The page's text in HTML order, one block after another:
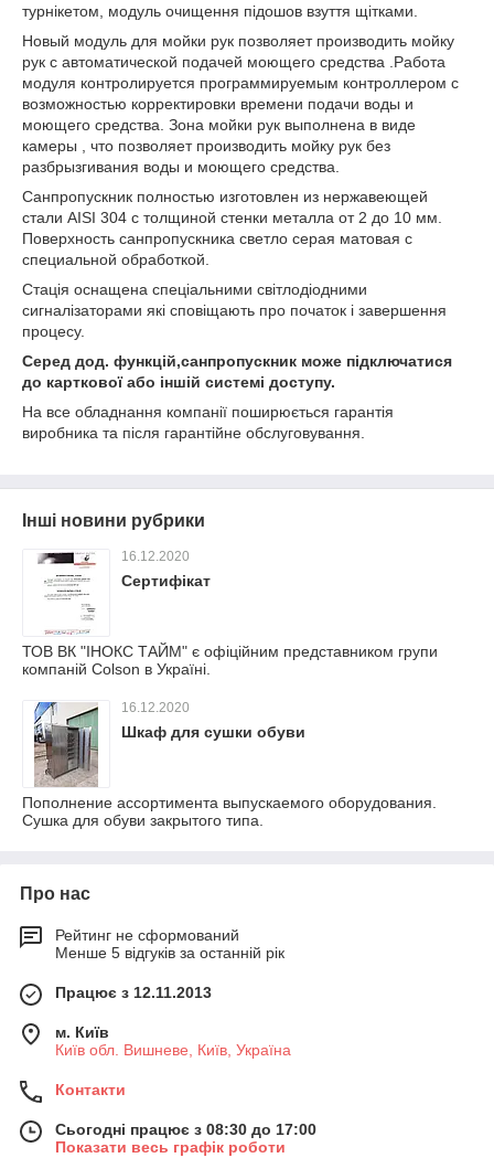
турнікетом, модуль очищення підошов взуття щітками.
Новый модуль для мойки рук позволяет производить мойку
рук с автоматической подачей моющего средства .Работа
модуля контролируется программируемым контроллером с
возможностью корректировки времени подачи воды и
моющего средства. Зона мойки рук выполнена в виде
камеры , что позволяет производить мойку рук без
разбрызгивания воды и моющего средства.
Санпропускник полностью изготовлен из нержавеющей
стали AISI 304 с толщиной стенки металла от 2 до 10 мм.
Поверхность санпропускника светло серая матовая с
специальной обработкой.
Стація оснащена спеціальними світлодіодними
сигналізаторами які сповіщають про початок і завершення
процесу.
Серед дод. функцій,санпропускник може підключатися
до карткової або іншій системі доступу.
На все обладнання компанії поширюється гарантія
виробника та після гарантійне обслуговування.
Інші новини рубрики
16.12.2020
Сертифікат
ТОВ ВК "ІНОКС ТАЙМ" є офіційним представником групи
компаній Colson в Україні.
16.12.2020
Шкаф для сушки обуви
Пополнение ассортимента выпускаемого оборудования.
Сушка для обуви закрытого типа.
Про нас
Рейтинг не сформований
Менше 5 відгуків за останній рік
Працює з 12.11.2013
м. Київ
Київ обл. Вишневе, Київ, Україна
Контакти
Сьогодні працює з 08:30 до 17:00
Показати весь графік роботи